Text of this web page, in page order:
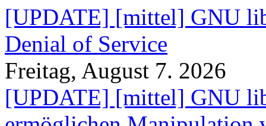
[UPDATE] [mittel] GNU
Denial of Service
Freitag, August 7. 2026
[UPDATE] [mittel] GNU